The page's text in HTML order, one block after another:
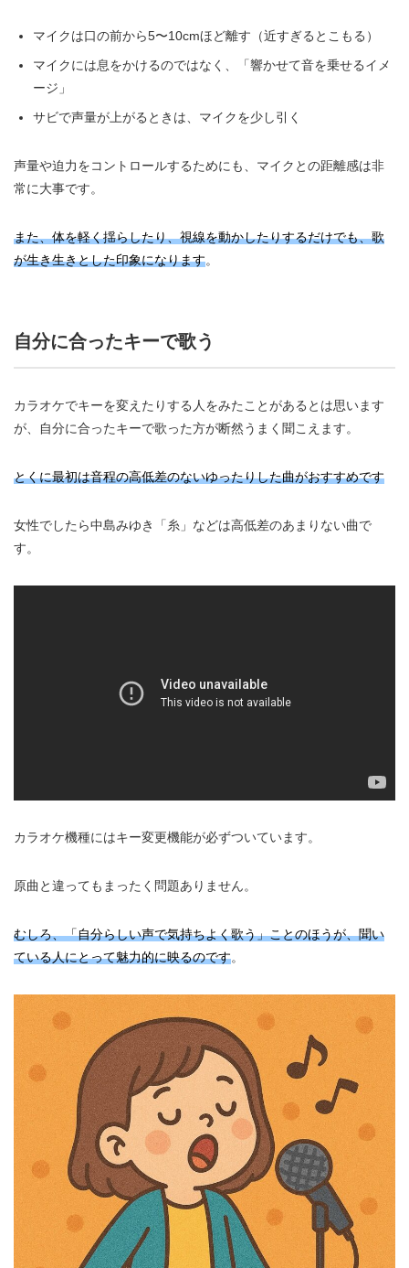
マイクは口の前から5〜10cmほど離す（近すぎるとこもる）
マイクには息をかけるのではなく、「響かせて音を乗せるイメ
ージ」
サビで声量が上がるときは、マイクを少し引く
声量や迫力をコントロールするためにも、マイクとの距離感は非
常に大事です。
また、体を軽く揺らしたり、視線を動かしたりするだけでも、歌
が生き生きとした印象になります。
自分に合ったキーで歌う
カラオケでキーを変えたりする人をみたことがあるとは思います
が、自分に合ったキーで歌った方が断然うまく聞こえます。
とくに最初は音程の高低差のないゆったりした曲がおすすめです
女性でしたら中島みゆき「糸」などは高低差のあまりない曲で
す。
カラオケ機種にはキー変更機能が必ずついています。
原曲と違ってもまったく問題ありません。
むしろ、「自分らしい声で気持ちよく歌う」ことのほうが、聞い
ている人にとって魅力的に映るのです。